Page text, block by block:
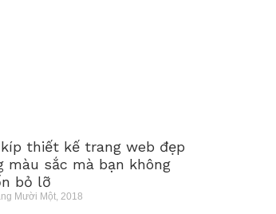
thiết kế trang web đẹp
màu sắc mà bạn không
bỏ lỡ
Mười Một, 2018